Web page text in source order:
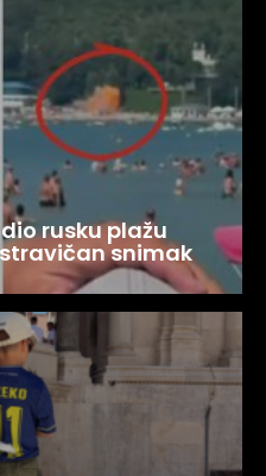
rusku plažu
snimak